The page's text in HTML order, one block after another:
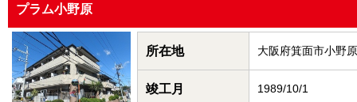
プラム小野原
所在地 大阪府箕面市小野
竣工月 1989/10/1